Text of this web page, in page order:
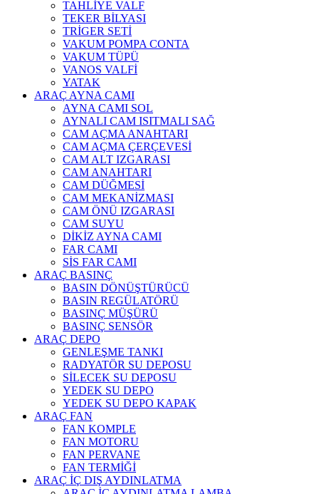
TAHLİYE VALF
TEKER BİLYASI
TRİGER SETİ
VAKUM POMPA CONTA
VAKUM TÜPÜ
VANOS VALFİ
YATAK
ARAÇ AYNA CAMI
AYNA CAMI SOL
AYNALI CAM ISITMALI SAĞ
CAM AÇMA ANAHTARI
CAM AÇMA ÇERÇEVESİ
CAM ALT IZGARASI
CAM ANAHTARI
CAM DÜĞMESİ
CAM MEKANİZMASI
CAM ÖNÜ IZGARASI
CAM SUYU
DİKİZ AYNA CAMI
FAR CAMI
SİS FAR CAMI
ARAÇ BASINÇ
BASIN DÖNÜŞTÜRÜCÜ
BASIN REGÜLATÖRÜ
BASINÇ MÜŞÜRÜ
BASINÇ SENSÖR
ARAÇ DEPO
GENLEŞME TANKI
RADYATÖR SU DEPOSU
SİLECEK SU DEPOSU
YEDEK SU DEPO
YEDEK SU DEPO KAPAK
ARAÇ FAN
FAN KOMPLE
FAN MOTORU
FAN PERVANE
FAN TERMİĞİ
ARAÇ İÇ DIŞ AYDINLATMA